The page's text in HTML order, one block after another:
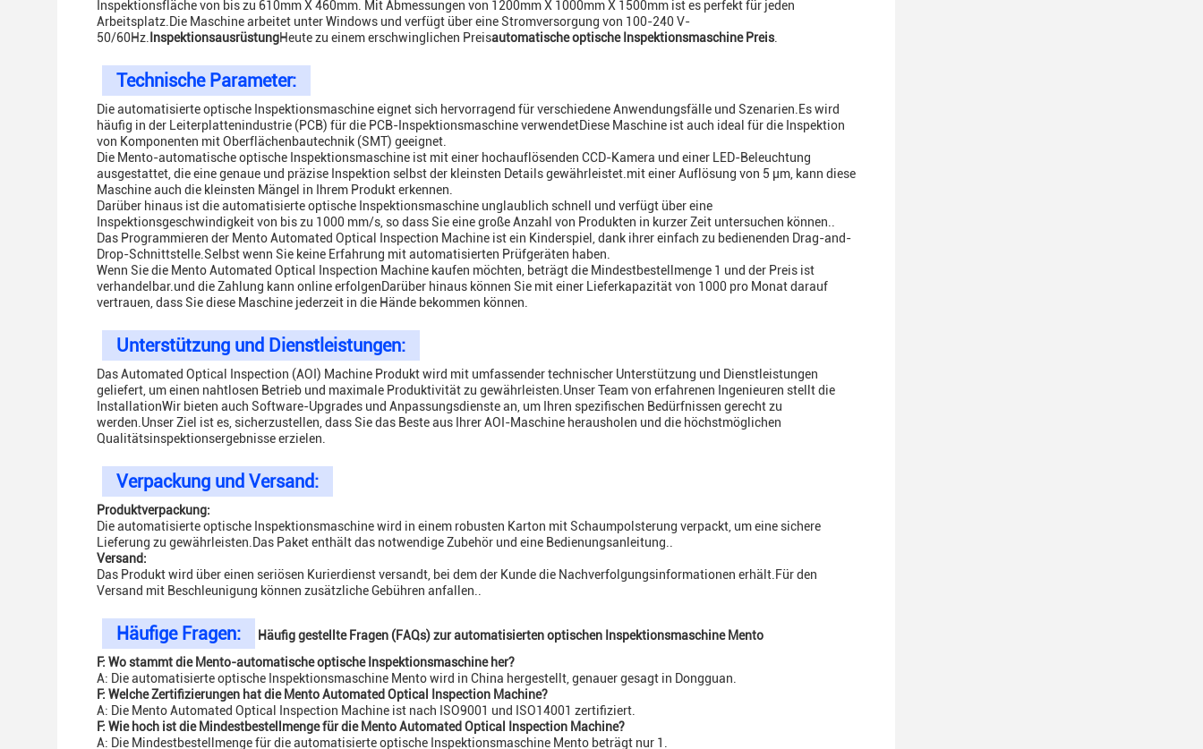
Inspektionsfläche von bis zu 610mm X 460mm. Mit Abmessungen von 1200mm X 1000mm X 1500mm ist es perfekt für jeden
Arbeitsplatz.Die Maschine arbeitet unter Windows und verfügt über eine Stromversorgung von 100-240 V-
50/60Hz. InspektionsausrüstungHeute zu einem erschwinglichen Preisautomatische optische Inspektionsmaschine Preis.
Technische Parameter:
Die automatisierte optische Inspektionsmaschine eignet sich hervorragend für verschiedene Anwendungsfälle und Szenarien.Es wird
häufig in der Leiterplattenindustrie (PCB) für die PCB-Inspektionsmaschine verwendetDiese Maschine ist auch ideal für die Inspektion
von Komponenten mit Oberflächenbautechnik (SMT) geeignet.
Die Mento-automatische optische Inspektionsmaschine ist mit einer hochauflösenden CCD-Kamera und einer LED-Beleuchtung
ausgestattet, die eine genaue und präzise Inspektion selbst der kleinsten Details gewährleistet.mit einer Auflösung von 5 μm, kann diese
Maschine auch die kleinsten Mängel in Ihrem Produkt erkennen.
Darüber hinaus ist die automatisierte optische Inspektionsmaschine unglaublich schnell und verfügt über eine
Inspektionsgeschwindigkeit von bis zu 1000 mm/s, so dass Sie eine große Anzahl von Produkten in kurzer Zeit untersuchen können..
Das Programmieren der Mento Automated Optical Inspection Machine ist ein Kinderspiel, dank ihrer einfach zu bedienenden Drag-and-
Drop-Schnittstelle.Selbst wenn Sie keine Erfahrung mit automatisierten Prüfgeräten haben.
Wenn Sie die Mento Automated Optical Inspection Machine kaufen möchten, beträgt die Mindestbestellmenge 1 und der Preis ist
verhandelbar.und die Zahlung kann online erfolgenDarüber hinaus können Sie mit einer Lieferkapazität von 1000 pro Monat darauf
vertrauen, dass Sie diese Maschine jederzeit in die Hände bekommen können.
Unterstützung und Dienstleistungen:
Das Automated Optical Inspection (AOI) Machine Produkt wird mit umfassender technischer Unterstützung und Dienstleistungen
geliefert, um einen nahtlosen Betrieb und maximale Produktivität zu gewährleisten.Unser Team von erfahrenen Ingenieuren stellt die
InstallationWir bieten auch Software-Upgrades und Anpassungsdienste an, um Ihren spezifischen Bedürfnissen gerecht zu
werden.Unser Ziel ist es, sicherzustellen, dass Sie das Beste aus Ihrer AOI-Maschine herausholen und die höchstmöglichen
Qualitätsinspektionsergebnisse erzielen.
Verpackung und Versand:
Produktverpackung:
Die automatisierte optische Inspektionsmaschine wird in einem robusten Karton mit Schaumpolsterung verpackt, um eine sichere
Lieferung zu gewährleisten.Das Paket enthält das notwendige Zubehör und eine Bedienungsanleitung..
Versand:
Das Produkt wird über einen seriösen Kurierdienst versandt, bei dem der Kunde die Nachverfolgungsinformationen erhält.Für den
Versand mit Beschleunigung können zusätzliche Gebühren anfallen..
Häufige Fragen:
Häufig gestellte Fragen (FAQs) zur automatisierten optischen Inspektionsmaschine Mento
F: Wo stammt die Mento-automatische optische Inspektionsmaschine her?
A: Die automatisierte optische Inspektionsmaschine Mento wird in China hergestellt, genauer gesagt in Dongguan.
F: Welche Zertifizierungen hat die Mento Automated Optical Inspection Machine?
A: Die Mento Automated Optical Inspection Machine ist nach ISO9001 und ISO14001 zertifiziert.
F: Wie hoch ist die Mindestbestellmenge für die Mento Automated Optical Inspection Machine?
A: Die Mindestbestellmenge für die automatisierte optische Inspektionsmaschine Mento beträgt nur 1.